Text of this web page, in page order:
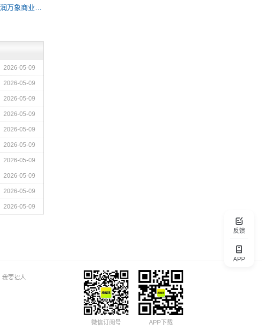
反馈
APP
[辽宁吉林黑龙江]华润万象商业（深圳）有限公司东北分公司
2026-05-09
2026-05-09
2026-05-09
2026-05-09
2026-05-09
2026-05-09
2026-05-09
2026-05-09
2026-05-09
2026-05-09
我要招人
APP下载
微信订阅号